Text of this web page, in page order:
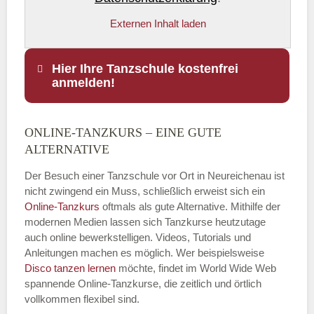
Externen Inhalt laden
Hier Ihre Tanzschule kostenfrei
anmelden!
Name
E-Mail*
Name der Tanzschule
ONLINE-TANZKURS – EINE GUTE
ALTERNATIVE
Der Besuch einer Tanzschule vor Ort in Neureichenau ist
nicht zwingend ein Muss, schließlich erweist sich ein
Online-Tanzkurs oftmals als gute Alternative. Mithilfe der
modernen Medien lassen sich Tanzkurse heutzutage
auch online bewerkstelligen. Videos, Tutorials und
Anleitungen machen es möglich. Wer beispielsweise
Disco tanzen lernen möchte, findet im World Wide Web
spannende Online-Tanzkurse, die zeitlich und örtlich
vollkommen flexibel sind.